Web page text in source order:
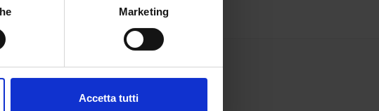
di qualche metro,
cookie.
Marketing
Accetta tutti